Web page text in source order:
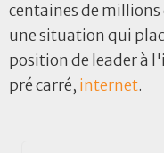
centaines de
une situation qui
position de leader à
pré carré, internet.